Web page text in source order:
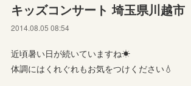
キッズコンサート 埼玉県川越市
2014.08.05 08:54
近頃暑い日が続いていますね☀
体調にはくれぐれもお気をつけください💧